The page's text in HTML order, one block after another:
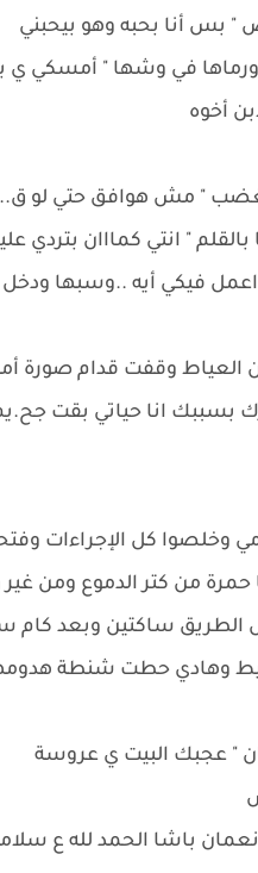
" بس أنا بحبه وهو بيحبني
في وشها " أمسكي
أخوه
" مش هوافق حتي لو
" انتي كمااان بتردي
فيكي أيه ..وسبها
وقفت قدام صورة
انا حياتي بقت جح.يم
وخلصوا كل الإجراءات
من كتر الدموع ومن
ساكتين وبعد كام
وهادي حطت شنطة
" عجبك البيت ي عروسة
باشا الحمد لله ع